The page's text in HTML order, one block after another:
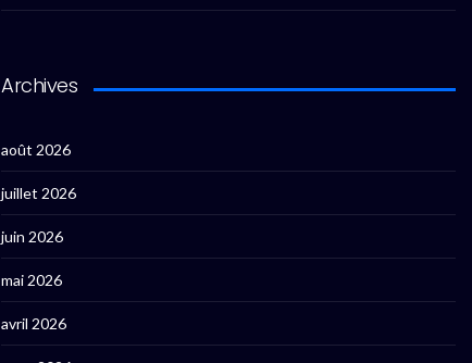
Archives
août 2026
juillet 2026
juin 2026
mai 2026
avril 2026